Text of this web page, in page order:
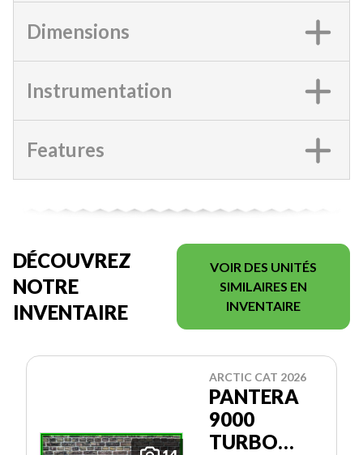
Dimensions
Instrumentation
Features
DÉCOUVREZ
NOTRE
INVENTAIRE
VOIR DES UNITÉS
SIMILAIRES EN
INVENTAIRE
ARCTIC CAT 2026
PANTERA
9000
TURBO